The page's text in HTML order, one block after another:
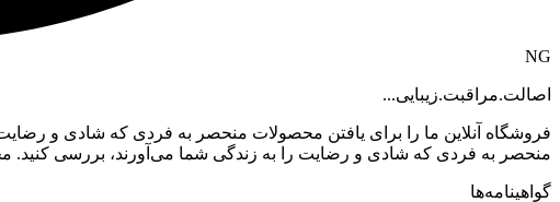
NG
اصالت.مراقبت.زیبایی...
فروشگاه آنلاین ما را برای یافتن محصولات منحصر به فردی که شادی و
منحصر به فردی که شادی و رضایت را به زندگی شما می‌آورند، بررسی کنید.
گواهینامه‌ها